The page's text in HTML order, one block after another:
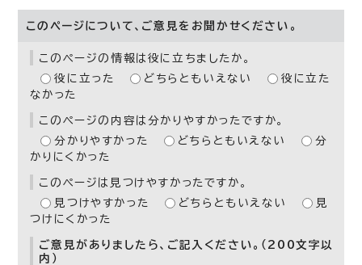
このページについて、ご意見をお聞かせください。
このページの情報は役に立ちましたか。
役に立った
どちらともいえない
役に立た
なかった
このページの内容は分かりやすかったですか。
分かりやすかった
どちらともいえない
分
かりにくかった
このページは見つけやすかったですか。
見つけやすかった
どちらともいえない
見
つけにくかった
ご意見がありましたら、ご記入ください。（200文字以
内）